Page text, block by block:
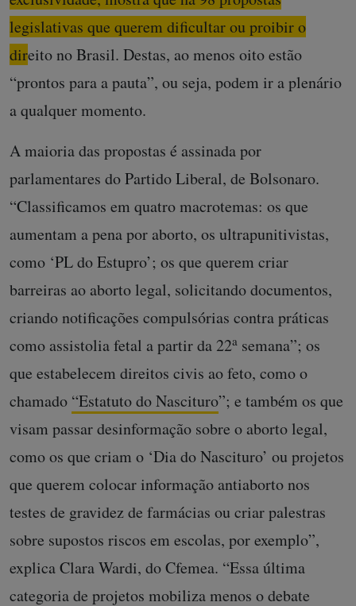
legislativas que querem dificultar ou proibir o
direito no Brasil. Destas, ao menos oito estão
“prontos para a pauta”, ou seja, podem ir a plenário
a qualquer momento.
A maioria das propostas é assinada por
parlamentares do Partido Liberal, de Bolsonaro.
“Classificamos em quatro macrotemas: os que
aumentam a pena por aborto, os ultrapunitivistas,
como ‘PL do Estupro’; os que querem criar
barreiras ao aborto legal, solicitando documentos,
criando notificações compulsórias contra práticas
como assistolia fetal a partir da 22a semana”; os
que estabelecem direitos civis ao feto, como o
chamado “Estatuto do Nascituro”; e também os que
visam passar desinformação sobre o aborto legal,
como os que criam o ‘Dia do Nascituro’ ou projetos
que querem colocar informação antiaborto nos
testes de gravidez de farmácias ou criar palestras
sobre supostos riscos em escolas, por exemplo”,
explica Clara Wardi, do Cfemea. “Essa última
categoria de projetos mobiliza menos o debate